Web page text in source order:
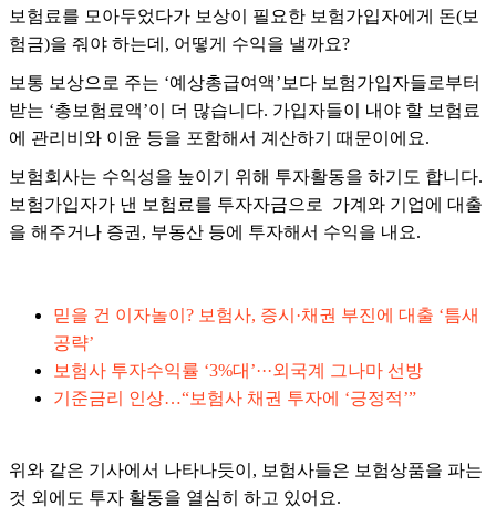
보험료를 모아두었다가 보상이 필요한 보험가입자에게 돈(보
험금)을 줘야 하는데, 어떻게 수익을 낼까요?
보통 보상으로 주는 ‘예상총급여액’보다 보험가입자들로부터
받는 ‘총보험료액’이 더 많습니다. 가입자들이 내야 할 보험료
에 관리비와 이윤 등을 포함해서 계산하기 때문이에요.
보험회사는 수익성을 높이기 위해 투자활동을 하기도 합니다.
보험가입자가 낸 보험료를 투자자금으로 가계와 기업에 대출
을 해주거나 증권, 부동산 등에 투자해서 수익을 내요.
믿을 건 이자놀이? 보험사, 증시·채권 부진에 대출 ‘틈새
공략’
보험사 투자수익률 ‘3%대’···외국계 그나마 선방
기준금리 인상…“보험사 채권 투자에 ‘긍정적’”
위와 같은 기사에서 나타나듯이, 보험사들은 보험상품을 파는
것 외에도 투자 활동을 열심히 하고 있어요.